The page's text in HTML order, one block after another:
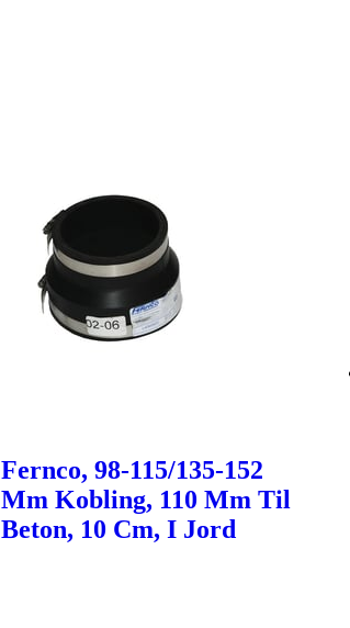
Fernco, 98-115/135-152
Mm Kobling, 110 Mm Til
Beton, 10 Cm, I Jord